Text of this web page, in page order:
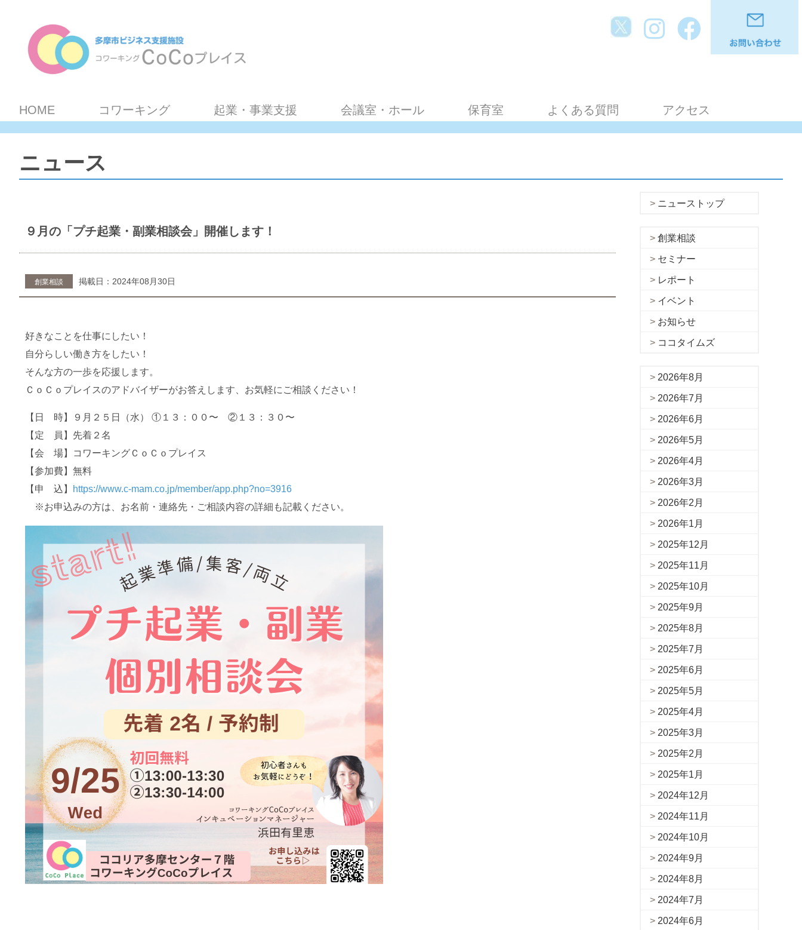
HOME コワーキング 起業・事業支援 会議室・ホール 保育室 よくある質問 アクセス
ニュース
９月の「プチ起業・副業相談会」開催します！
創業相談 掲載日：2024年08月30日
好きなことを仕事にしたい！
自分らしい働き方をしたい！
そんな方の一歩を応援します。
ＣｏＣｏプレイスのアドバイザーがお答えします、お気軽にご相談ください！
【日 時】９月２５日（水） ①１３：００〜 ②１３：３０〜
【定 員】先着２名
【会 場】コワーキングＣｏＣｏプレイス
【参加費】無料
【申 込】
https://www.c-mam.co.jp/member/app.php?no=3916
※お申込みの方は、お名前・連絡先・ご相談内容の詳細も記載ください。
ニューストップ
創業相談
セミナー
レポート
イベント
お知らせ
ココタイムズ
2026年8月
2026年7月
2026年6月
2026年5月
2026年4月
2026年3月
2026年2月
2026年1月
2025年12月
2025年11月
2025年10月
2025年9月
2025年8月
2025年7月
2025年6月
2025年5月
2025年4月
2025年3月
2025年2月
2025年1月
2024年12月
2024年11月
2024年10月
2024年9月
2024年8月
2024年7月
2024年6月